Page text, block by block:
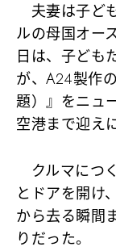
夫妻は子ど
ルの母国オー
日は、子ども
が、A24製作
題）』をニュ
空港まで迎え
クルマにつ
とドアを開け
から去る瞬間
りだった。